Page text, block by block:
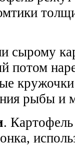
сырому
потом
кружочки
рыбы и
.